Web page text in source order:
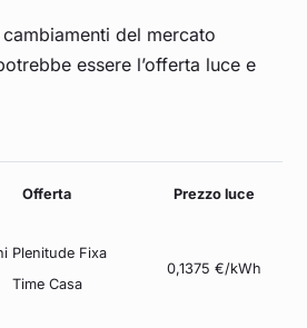
del mercato
essere l’offerta luce e
Offerta Prezzo luce
Plenitude Fixa
Time Casa
0,1375 €/kWh